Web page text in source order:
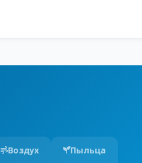
Воздух Пыльца